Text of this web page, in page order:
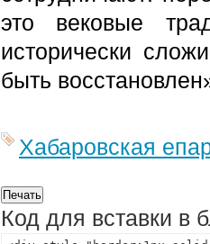
это вековые
исторически
быть
Хабаровская
Код для вставки в